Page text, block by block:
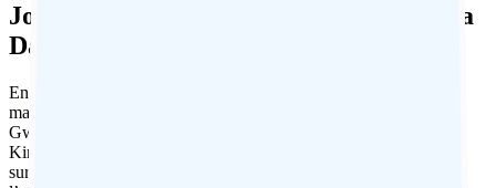
Jour 12 : Orchha à Gwalior (120 km) via
Datia
En quittant Orchha, conduisez jusqu’à Datia pour visiter son
magnifique palais Rajput, puis continuez vers le nord jusqu’à
Gwalior. À l’arrivée, séjournez une nuits au charmant palais Usha
Kiran, une ancienne maison d’hôtes du Maharaja. Gwalior est
surtout connue pour son vaste fort qui domine la ville et, dans